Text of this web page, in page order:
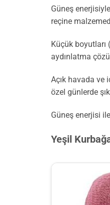
Güneş
reçine
Küçük
aydınlatma
Açık havada ve
özel günlerde
Güneş enerjisi
Yeşil